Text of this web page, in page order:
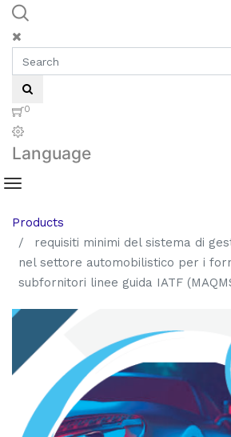
0
Language
Products
requisiti minimi del sistema di
nel settore automobilistico per i
subfornitori linee guida IATF